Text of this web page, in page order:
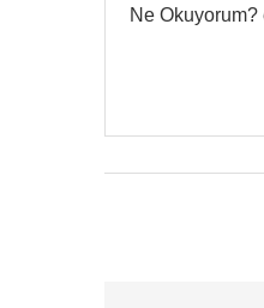
Ne Okuyorum?